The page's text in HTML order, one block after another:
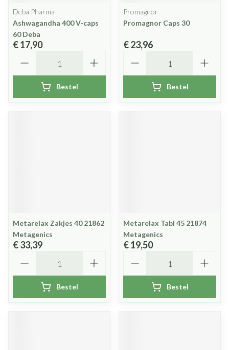
Deba Pharma
Ashwagandha 400 V-caps
60 Deba
€ 17,90
Bestel
Promagnor
Promagnor Caps 30
€ 23,96
Bestel
Metarelax Zakjes 40 21862
Metagenics
€ 33,39
Bestel
Metarelax Tabl 45 21874
Metagenics
€ 19,50
Bestel